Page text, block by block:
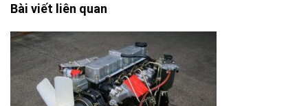
Bài viết liên quan